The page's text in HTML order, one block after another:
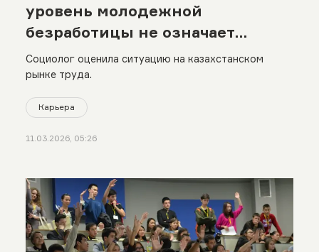
уровень молодежной
безработицы не означает
отсутствие проблем»
Социолог оценила ситуацию на казахстанском
рынке труда.
Карьера
11.03.2026, 05:26